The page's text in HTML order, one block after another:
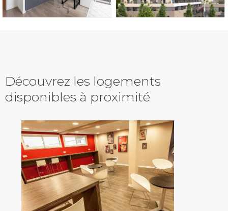
Découvrez les logements
disponibles à proximité